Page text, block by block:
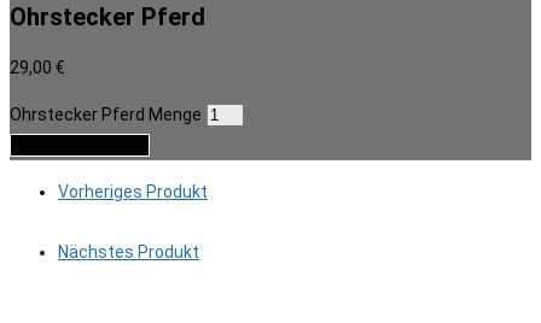
Ohrstecker Pferd
29,00 €
Ohrstecker Pferd Menge
Vorheriges Produkt
Nächstes Produkt